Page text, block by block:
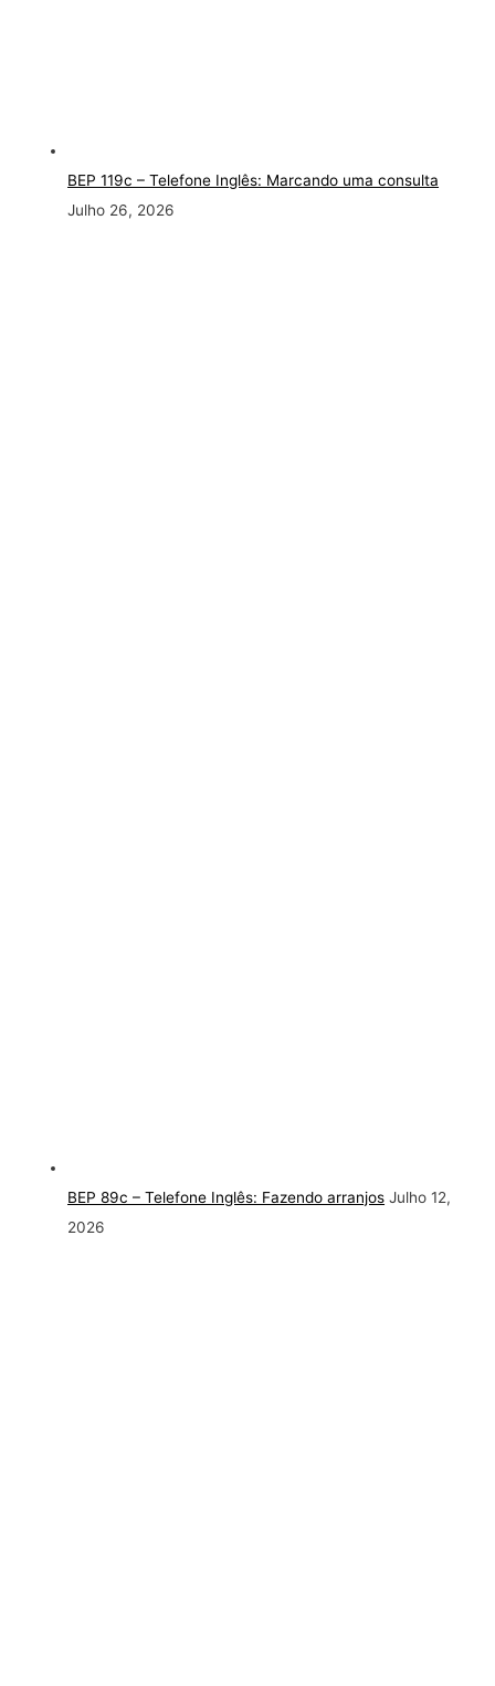
BEP 119c – Telefone Inglês: Marcando uma consulta
Julho 26, 2026
BEP 89c – Telefone Inglês: Fazendo arranjos Julho 12,
2026